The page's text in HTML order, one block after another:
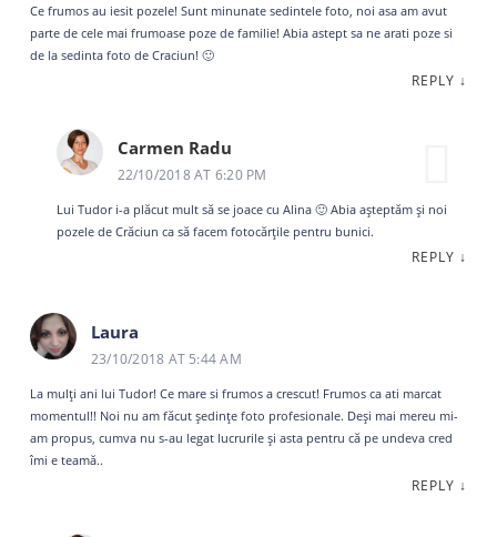
Ce frumos au iesit pozele! Sunt minunate sedintele foto, noi asa am avut
parte de cele mai frumoase poze de familie! Abia astept sa ne arati poze si
de la sedinta foto de Craciun! 🙂
REPLY ↓
Carmen Radu
22/10/2018 AT 6:20 PM
Lui Tudor i-a plăcut mult să se joace cu Alina 🙂 Abia așteptăm și noi
pozele de Crăciun ca să facem fotocărțile pentru bunici.
REPLY ↓
Laura
23/10/2018 AT 5:44 AM
La mulți ani lui Tudor! Ce mare si frumos a crescut! Frumos ca ati marcat
momentul!! Noi nu am făcut ședințe foto profesionale. Deși mai mereu mi-
am propus, cumva nu s-au legat lucrurile și asta pentru că pe undeva cred
îmi e teamă..
REPLY ↓